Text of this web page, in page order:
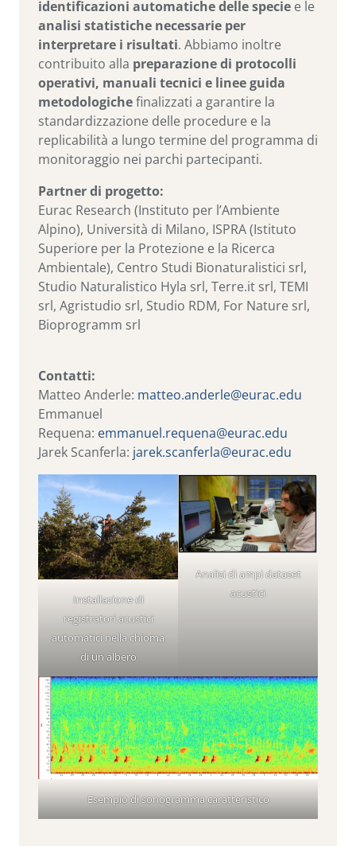
identificazioni automatiche delle specie e le
analisi statistiche necessarie per
interpretare i risultati. Abbiamo inoltre
contribuito alla preparazione di protocolli
operativi, manuali tecnici e linee guida
metodologichefinalizzati a garantire la
standardizzazione delle procedure e la
replicabilità a lungo termine del programma di
monitoraggio nei parchi partecipanti.
Partner di progetto:
Eurac Research (Instituto per l’Ambiente
Alpino), Università di Milano, ISPRA (Istituto
Superiore per la Protezione e la Ricerca
Ambientale), Centro Studi Bionaturalistici srl,
Studio Naturalistico Hyla srl, Terre.it srl, TEMI
srl, Agristudio srl, Studio RDM, For Nature srl,
Bioprogramm srl
Contatti:
Matteo Anderle: matteo.anderle@eurac.edu
Emmanuel
Requena: emmanuel.requena@eurac.edu
Jarek Scanferla: jarek.scanferla@eurac.edu
Installazione di
registratori acustici
automatici nella chioma
di un albero
Analisi di ampi dataset
acustici
Esempio di sonogramma caratteristico